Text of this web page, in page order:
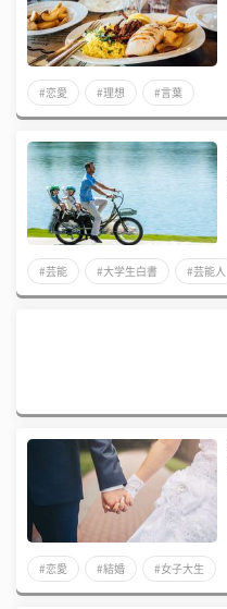
#恋愛 #理想 #言葉
#芸能 #大学生白書 #芸能人
#恋愛 #結婚 #女子大生